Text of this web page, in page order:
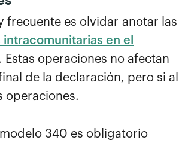
frecuente es olvidar anotar las
en el
Estas operaciones no afectan
de la declaración, pero si al
operaciones.
modelo 340 es obligatorio